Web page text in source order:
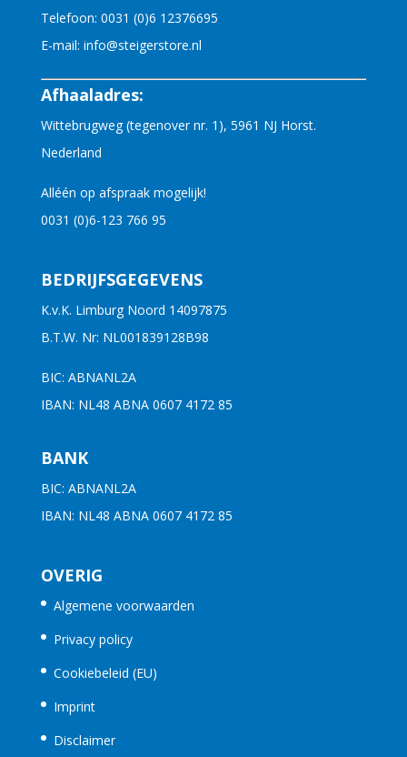
Telefoon: 0031 (0)6 12376695
E-mail: info@steigerstore.nl
Afhaaladres:
Wittebrugweg (tegenover nr. 1), 5961 NJ Horst.
Nederland
Alléén op afspraak mogelijk!
0031 (0)6-123 766 95
BEDRIJFSGEGEVENS
K.v.K. Limburg Noord 14097875
B.T.W. Nr: NL001839128B98
BIC: ABNANL2A
IBAN: NL48 ABNA 0607 4172 85
BANK
BIC: ABNANL2A
IBAN: NL48 ABNA 0607 4172 85
OVERIG
Algemene voorwaarden
Privacy policy
Cookiebeleid (EU)
Imprint
Disclaimer